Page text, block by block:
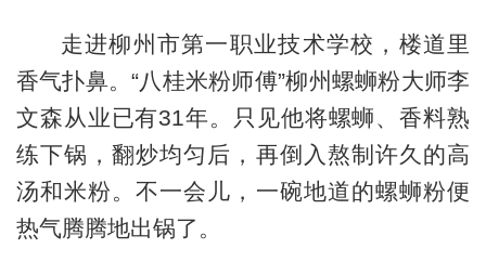
走进柳州市第一职业技术学校，楼道里
香气扑鼻。“八桂米粉师傅”柳州螺蛳粉大师李
文森从业已有31年。只见他将螺蛳、香料熟
练下锅，翻炒均匀后，再倒入熬制许久的高
汤和米粉。不一会儿，一碗地道的螺蛳粉便
热气腾腾地出锅了。